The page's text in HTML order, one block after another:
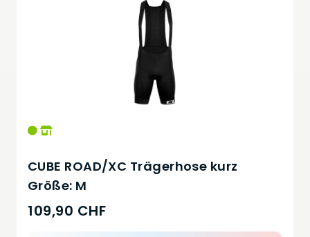
CUBE ROAD/XC Trägerhose kurz
Größe: M
109,90 CHF